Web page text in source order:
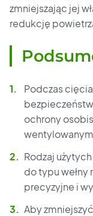
zmniejszając jej
redukcję
Podczas
ochrony
Rodzaj
do typu wełny
precyzyjne i
Aby